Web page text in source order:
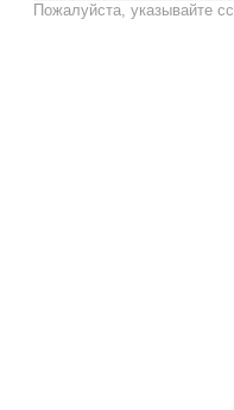
Пожалуйста, указывайте